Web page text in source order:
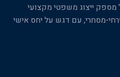
מספק ייצוג משפטי מקצועי
מסחרי, עם דגש על יחס אישי